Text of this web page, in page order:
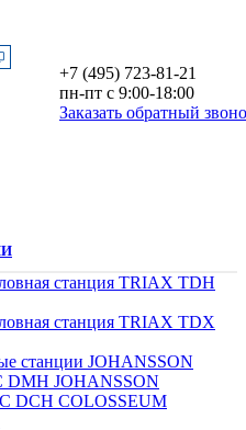
+7 (495) 723-81-21
пн-пт с 9:00-18:00
Заказать обратный
станция TRIAX TDH
станция TRIAX TDX
станции JOHANSSON
DMH JOHANSSON
DCH COLOSSEUM